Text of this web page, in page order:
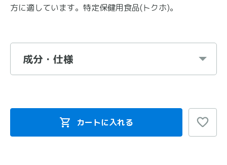
方に適しています。特定保健用食品(トクホ)。
成分・仕様
カートに入れる